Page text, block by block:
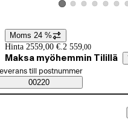
Visa produktbild 1
Visa produktbild 2
Visa produktbild 3
Visa produktbild
Visa Visa
Prisinformation
Moms 24 %
Hinta 2559,00 €. 2 559,00
Maksa myöhemmin Tilillä
Saatavuustiedot
beställningssätt
till postnummer
00220